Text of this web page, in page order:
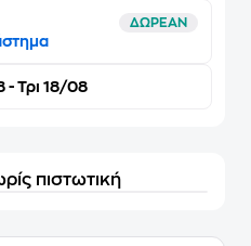
ΔΩΡΕΑΝ
- Τρι 18/08
πιστωτική